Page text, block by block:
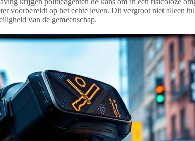
voorbereidt op het echte leven. Dit vergroot niet alleen
van de gemeenschap.